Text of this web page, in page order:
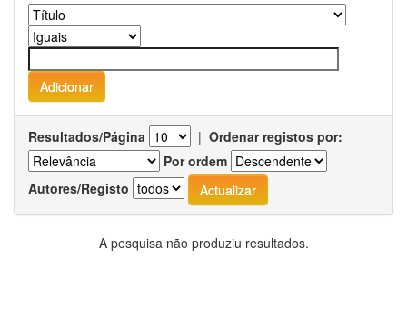
Resultados/Página | Ordenar registos por:
Por ordem
Autores/Registo
A pesquisa não produziu resultados.